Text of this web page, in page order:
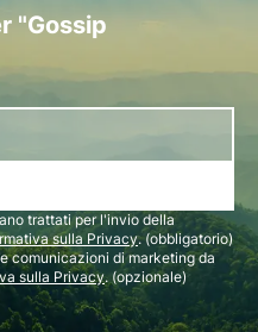
"Gossip
trattati per l'invio della
sulla Privacy. (obbligatorio)
comunicazioni di marketing da
sulla Privacy. (opzionale)